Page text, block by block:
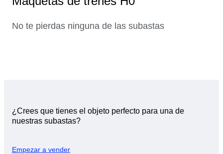
No te pierdas ninguna de las subastas
¿Crees que tienes el objeto perfecto para una de
nuestras subastas?
Empezar a vender